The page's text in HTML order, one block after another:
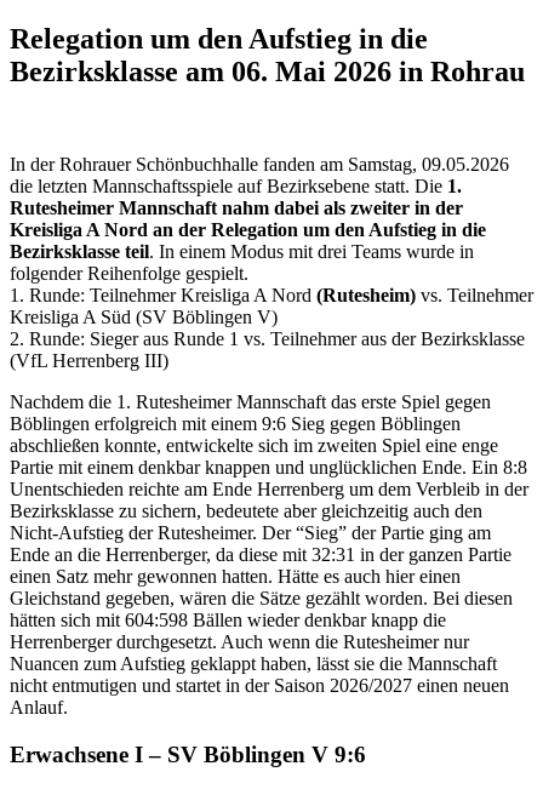
Relegation um den Aufstieg in die
Bezirksklasse am 06. Mai 2026 in Rohrau
In der Rohrauer Schönbuchhalle fanden am Samstag, 09.05.2026
die letzten Mannschaftsspiele auf Bezirksebene statt. Die 1.
Rutesheimer Mannschaft nahm dabei als zweiter in der
Kreisliga A Nord an der Relegation um den Aufstieg in die
Bezirksklasse teil. In einem Modus mit drei Teams wurde in
folgender Reihenfolge gespielt.
1. Runde: Teilnehmer Kreisliga A Nord (Rutesheim) vs. Teilnehmer
Kreisliga A Süd (SV Böblingen V)
2. Runde: Sieger aus Runde 1 vs. Teilnehmer aus der Bezirksklasse
(VfL Herrenberg III)
Nachdem die 1. Rutesheimer Mannschaft das erste Spiel gegen
Böblingen erfolgreich mit einem 9:6 Sieg gegen Böblingen
abschließen konnte, entwickelte sich im zweiten Spiel eine enge
Partie mit einem denkbar knappen und unglücklichen Ende. Ein 8:8
Unentschieden reichte am Ende Herrenberg um dem Verbleib in der
Bezirksklasse zu sichern, bedeutete aber gleichzeitig auch den
Nicht-Aufstieg der Rutesheimer. Der “Sieg” der Partie ging am
Ende an die Herrenberger, da diese mit 32:31 in der ganzen Partie
einen Satz mehr gewonnen hatten. Hätte es auch hier einen
Gleichstand gegeben, wären die Sätze gezählt worden. Bei diesen
hätten sich mit 604:598 Bällen wieder denkbar knapp die
Herrenberger durchgesetzt. Auch wenn die Rutesheimer nur
Nuancen zum Aufstieg geklappt haben, lässt sie die Mannschaft
nicht entmutigen und startet in der Saison 2026/2027 einen neuen
Anlauf.
Erwachsene I– SV Böblingen V 9:6